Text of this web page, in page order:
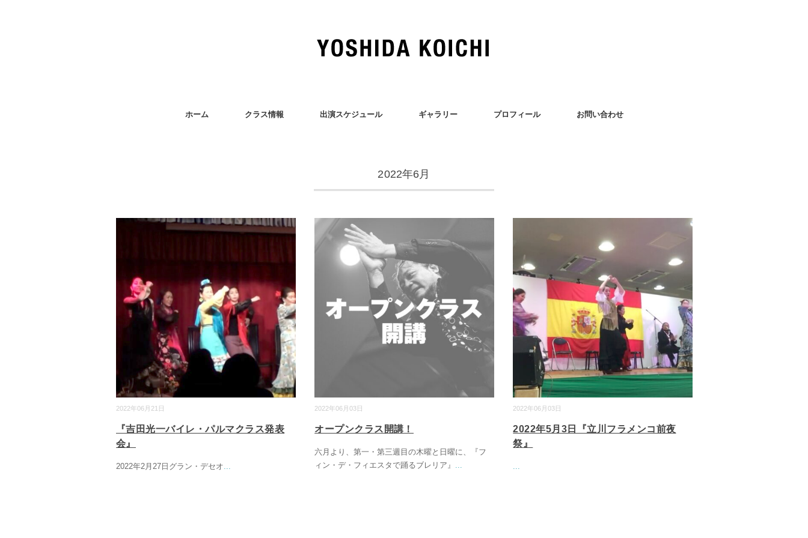
ホーム クラス情報 出演スケジュール ギャラリー プロフィール お問い合わせ
2022年6月
2022年06月21日
『吉田光一バイレ・パルマクラス発表
会』
2022年2月27日グラン・デセオ
2022年06月03日
オープンクラス開講！
六月より、第一・第三週目の木曜と日曜に、『フ
ィン・デ・フィエスタで踊るブレリア』
2022年06月03日
2022年5月3日『立川フラメンコ前夜
祭』